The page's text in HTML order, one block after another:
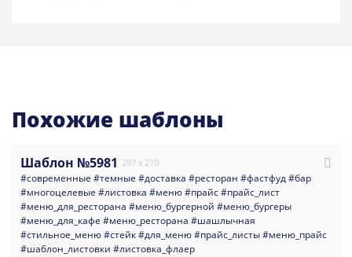
Похожие шаблоны
Шаблон №5981 297 x 210
#современные #темные #доставка #ресторан #фастфуд#бар
#многоцелевые #листовка #меню#прайс#прайс_лист
#меню_для_ресторана #меню_бургерной #меню_бургеры
#меню_для_кафе #меню_ресторана #шашлычная
#стильное_меню#стейк#для_меню#прайс_листы#меню_прайс
#шаблон_листовки #листовка_флаер